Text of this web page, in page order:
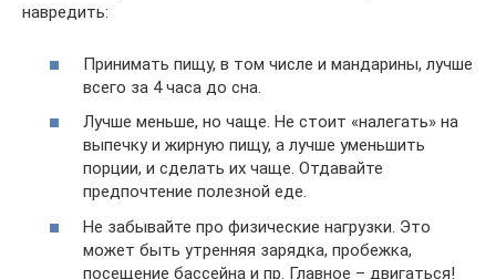
навредить:
Принимать пищу, в том числе и мандарины, лучше
всего за 4 часа до сна.
Лучше меньше, но чаще. Не стоит «налегать» на
выпечку и жирную пищу, а лучше уменьшить
порции, и сделать их чаще. Отдавайте
предпочтение полезной еде.
Не забывайте про физические нагрузки. Это
может быть утренняя зарядка, пробежка,
посещение бассейна и пр. Главное – двигаться!